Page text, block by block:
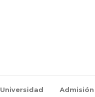
Universidad Admisión